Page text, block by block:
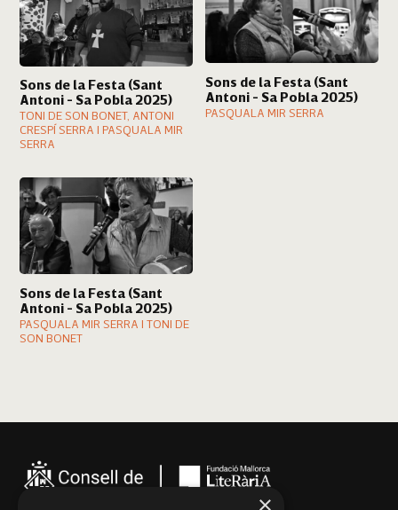
Sons de la Festa (Sant
Antoni - Sa Pobla 2025)
TONI DE SON BONET, ANTONI
CRESPÍ SERRA I PASQUALA MIR
SERRA
Sons de la Festa (Sant
Antoni - Sa Pobla 2025)
PASQUALA MIR SERRA
Sons de la Festa (Sant
Antoni - Sa Pobla 2025)
PASQUALA MIR SERRA I TONI DE
SON BONET